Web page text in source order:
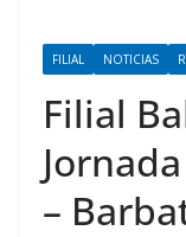
FILIAL NOTICIAS
Filial
–